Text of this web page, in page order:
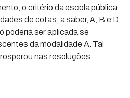
o critério da escola pública
de cotas, a saber, A, B e D.
poderia ser aplicada se
da modalidade A. Tal
nas resoluções